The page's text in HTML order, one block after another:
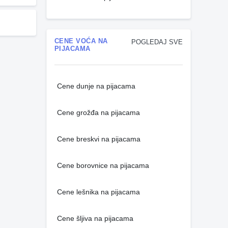
POGLEDAJ SVE
CENE VOĆA NA
PIJACAMA
Cene dunje na pijacama
Cene grožđa na pijacama
Cene breskvi na pijacama
Cene borovnice na pijacama
Cene lešnika na pijacama
Cene šljiva na pijacama